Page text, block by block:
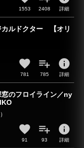
1553 2408 詳細
カルドクター 【オリ
781 785
info
詳細
窓のフロイライン／ny
91 93
info
詳細